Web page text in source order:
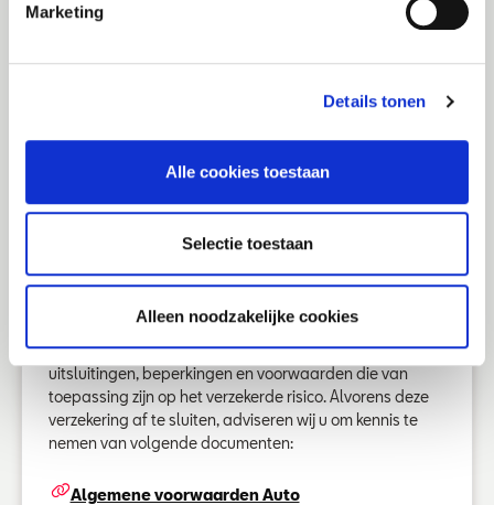
Marketing
Details tonen
Alle cookies toestaan
Selectie toestaan
Alleen noodzakelijke cookies
Het contract voor deze verzekering wordt afgesloten
voor een periode van één jaar en wordt elk jaar
en producten op deze website is onderworpen aan de
regels van de Belgische wetgeving.
De verzekering P&V Auto is onderhevig aan
uitsluitingen, beperkingen en voorwaarden die van
toepassing zijn op het verzekerde risico. Alvorens deze
verzekering af te sluiten, adviseren wij u om kennis te
nemen van volgende documenten:
Algemene voorwaarden Auto